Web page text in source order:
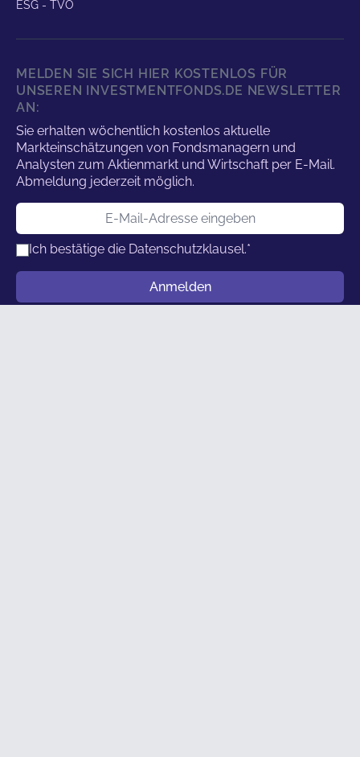
ESG - TVO
MELDEN SIE SICH HIER KOSTENLOS FÜR
UNSEREN INVESTMENTFONDS.DE NEWSLETTER
AN:
Sie erhalten wöchentlich kostenlos aktuelle
Markteinschätzungen von Fondsmanagern und
Analysten zum Aktienmarkt und Wirtschaft per E-Mail.
Abmeldung jederzeit möglich.
E-Mail-Adresse
Ich bestätige die Datenschutzklausel.*
Anmelden